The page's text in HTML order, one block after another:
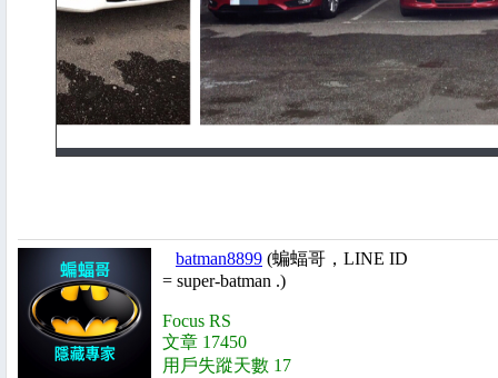
batman8899 (蝙蝠哥，LINE ID
= super-batman .)
Focus RS
文章 17450
用戶失蹤天數 17